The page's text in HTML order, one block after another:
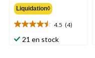
Liquidation◊
4.5 (4)
4.5
étoile(s)
21 en stock